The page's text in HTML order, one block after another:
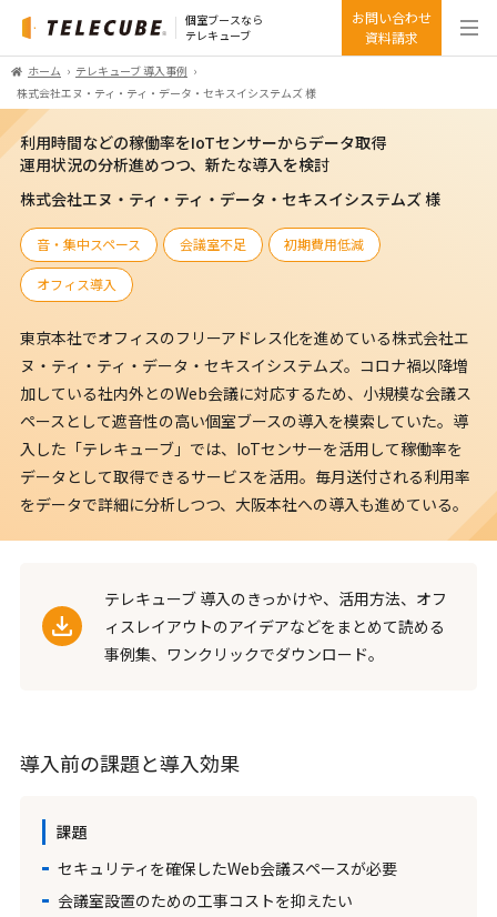
個室ブースなら
テレキューブ
お問い合わせ
資料請求
ホーム
テレキューブ 導入事例
株式会社エヌ・ティ・ティ・データ・セキスイシステムズ 様
利用時間などの稼働率をIoTセンサーからデータ取得
運用状況の分析進めつつ、新たな導入を検討
株式会社エヌ・ティ・ティ・データ・セキスイシステムズ 様
音・集中スペース 会議室不足 初期費用低減
オフィス導入
東京本社でオフィスのフリーアドレス化を進めている株式会社エ
ヌ・ティ・ティ・データ・セキスイシステムズ。コロナ禍以降増
加している社内外とのWeb会議に対応するため、小規模な会議ス
ペースとして遮音性の高い個室ブースの導入を模索していた。導
入した「テレキューブ」では、IoTセンサーを活用して稼働率を
データとして取得できるサービスを活用。毎月送付される利用率
をデータで詳細に分析しつつ、大阪本社への導入も進めている。
テレキューブ 導入のきっかけや、活用方法、オフ
ィスレイアウトのアイデアなどをまとめて読める
事例集、ワンクリックでダウンロード。
導入前の課題と導入効果
課題
セキュリティを確保したWeb会議スペースが必要
会議室設置のための工事コストを抑えたい